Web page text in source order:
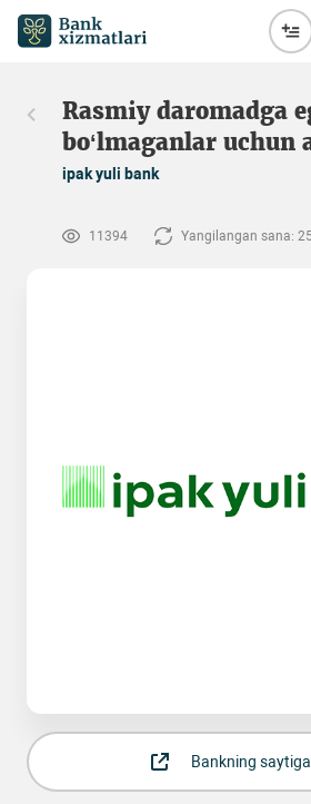
Rasmiy daromadga
bo‘lmaganlar uchun
ipak yuli bank
11394 Yangilangan sana:
Bankning saytiga